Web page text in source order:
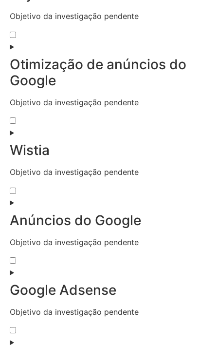
Objetivo da investigação pendente
Otimização de anúncios do
Google
Objetivo da investigação pendente
Wistia
Objetivo da investigação pendente
Anúncios do Google
Objetivo da investigação pendente
Google Adsense
Objetivo da investigação pendente